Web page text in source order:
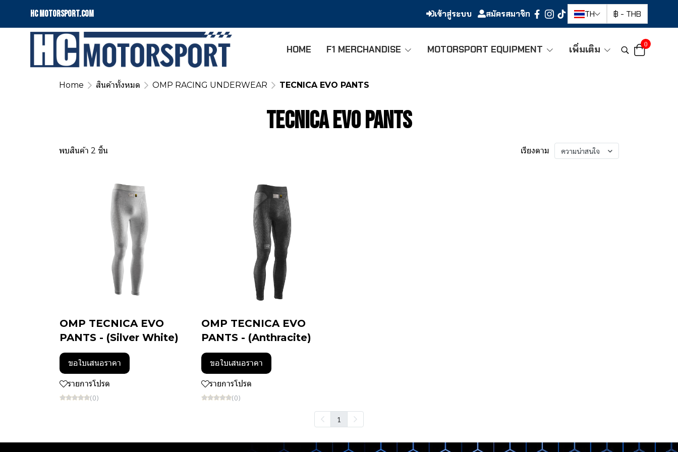
HC motorsport.COM เข้าสู่ระบบ สมัครสมาชิก TH ฿ - THB
HOME F1 MERCHANDISE MOTORSPORT EQUIPMENT เพิ่มเติม 0
Home สินค้าทั้งหมด OMP RACING UNDERWEAR TECNICA EVO PANTS
TECNICA EVO PANTS
พบสินค้า 2 ชิ้น เรียงตาม ความน่าสนใจ
OMP TECNICA EVO
PANTS - (Silver White)
ขอใบเสนอราคา
รายการโปรด
(0)
OMP TECNICA EVO
PANTS - (Anthracite)
ขอใบเสนอราคา
รายการโปรด
(0)
1